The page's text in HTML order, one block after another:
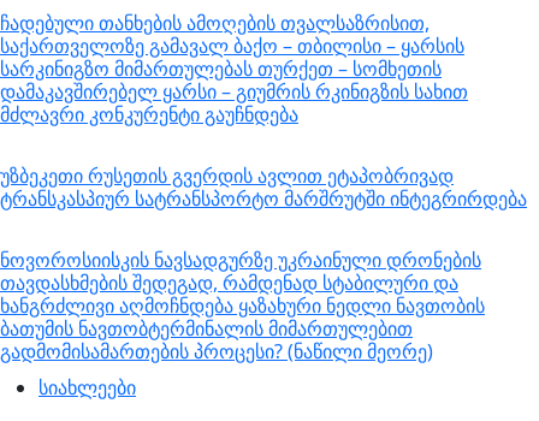
ჩადებული თანხების ამოღების თვალსაზრისით,
საქართველოზე გამავალ ბაქო – თბილისი – ყარსის
სარკინიგზო მიმართულებას თურქეთ – სომხეთის
დამაკავშირებელ ყარსი – გიუმრის რკინიგზის სახით
მძლავრი კონკურენტი გაუჩნდება
უზბეკეთი რუსეთის გვერდის ავლით ეტაპობრივად
ტრანსკასპიურ სატრანსპორტო მარშრუტში ინტეგრირდება
ნოვოროსიისკის ნავსადგურზე უკრაინული დრონების
თავდასხმების შედეგად, რამდენად სტაბილური და
ხანგრძლივი აღმოჩნდება ყაზახური ნედლი ნავთობის
ბათუმის ნავთობტერმინალის მიმართულებით
გადმომისამართების პროცესი? (ნაწილი მეორე)
სიახლეები